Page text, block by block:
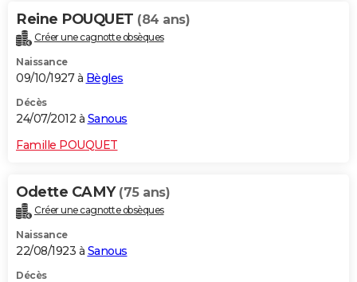
Carte de Noël
Carte Bonne année
Carte Saint-Valentin
Carte Pâques
Carte d'anniversaire
DICTIONNAIRE
Dictionnaire
Biographies
Citations
Expressions
Proverbes
PROGRAMME TV
S'inscrire
Se connecter
Lycées
Collèges
Primaires
Universités
Entreprises
Service militaire
Avis de recherche
AVIS DE DÉCÈS
FORUM
Bricolage
Lifestyle
Culture
Auto
Television
Voyage
Cinema
Reine POUQUET (84 ans)
Créer une cagnotte obsèques
Naissance
09/10/1927 à Bègles
Décès
24/07/2012 à Sanous
Famille POUQUET
Odette CAMY (75 ans)
Créer une cagnotte obsèques
Naissance
22/08/1923 à Sanous
Décès